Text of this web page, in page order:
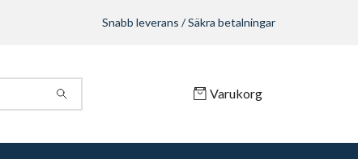
Snabb leverans / Säkra betalningar
Varukorg